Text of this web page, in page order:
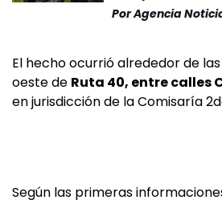
PorAgencia
El hecho ocurrió alrededor de
oeste de Ruta 40, entre calles
en jurisdicción de la Comisaría
Según las primeras